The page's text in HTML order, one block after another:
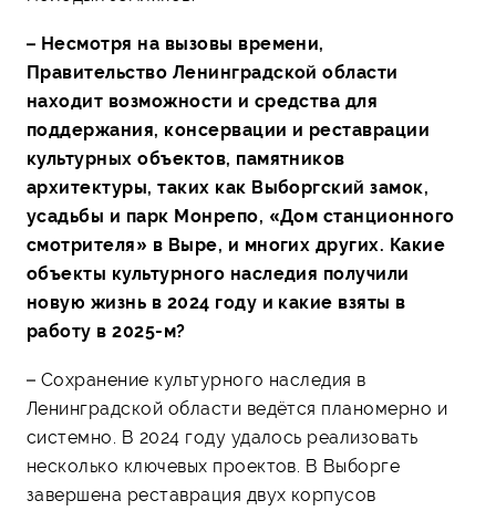
– Несмотря на вызовы времени,
Правительство Ленинградской области
находит возможности и средства для
поддержания, консервации и реставрации
культурных объектов, памятников
архитектуры, таких как Выборгский замок,
усадьбы и парк Монрепо, «Дом станционного
смотрителя» в Выре, и многих других. Какие
объекты культурного наследия получили
новую жизнь в 2024 году и какие взяты в
работу в 2025-м?
– Сохранение культурного наследия в
Ленинградской области ведётся планомерно и
системно. В 2024 году удалось реализовать
несколько ключевых проектов. В Выборге
завершена реставрация двух корпусов